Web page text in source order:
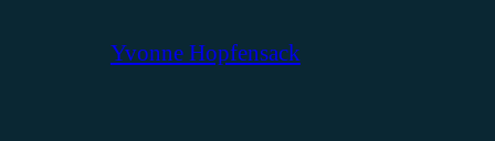
Yvonne Hopfensack